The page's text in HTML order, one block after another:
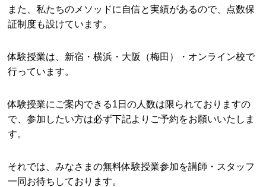
また、私たちのメソッドに自信と実績があるので、点数保
証制度も設けています。
体験授業は、新宿・横浜・大阪（梅田）・オンライン校で
行っています。
体験授業にご案内できる1日の人数は限られておりますの
で、参加したい方は必ず下記よりご予約をお願いいたしま
す。
それでは、みなさまの無料体験授業参加を講師・スタッフ
一同お待ちしております。